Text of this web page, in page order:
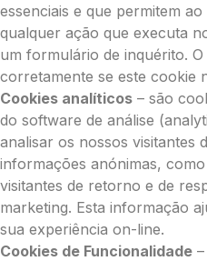
essenciais e que permitem
qualquer ação que executa
um formulário de inquérito.
corretamente se este cookie
Cookies analíticos – são
do software de análise
analisar os nossos visitantes
informações anónimas,
visitantes de retorno e de
marketing. Esta informação
sua experiência on-line.
Cookies de Funcionalidade